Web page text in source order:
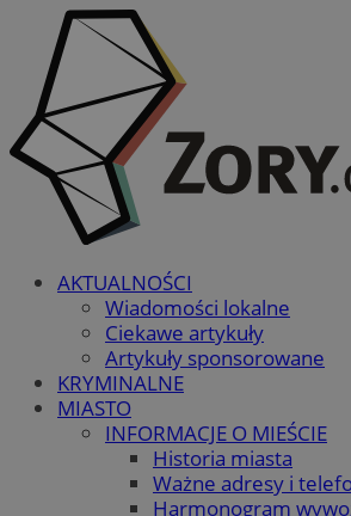
AKTUALNOŚCI
Wiadomości lokalne
Ciekawe artykuły
Artykuły sponsorowane
KRYMINALNE
MIASTO
INFORMACJE O MIEŚCIE
Historia miasta
Ważne adresy i
Harmonogram